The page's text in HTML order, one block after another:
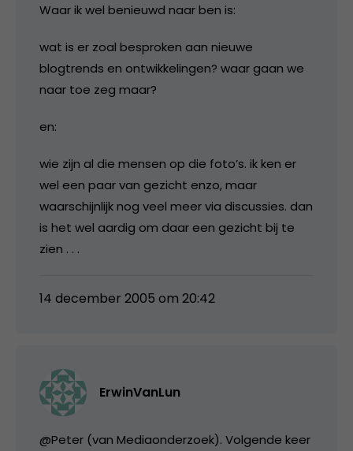
Waar ik wel benieuwd naar ben is:
wat is er zoal besproken aan nieuwe
blogtrends en ontwikkelingen? waar gaan we
naar toe zeg maar?
en:
wie zijn al die mensen op die foto’s. ik ken er
wel een paar van gezicht enzo, maar
waarschijnlijk nog veel meer via discussies. dan
is het wel aardig om daar een gezicht bij te
zien . . .
14 december 2005 om 20:42
ErwinVanLun
@Peter (van Mediaonderzoek). Volgende keer